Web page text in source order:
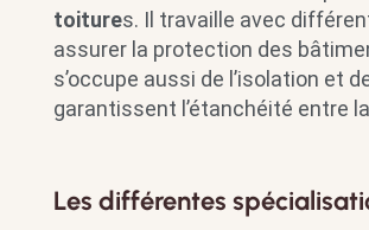
toitures. Il travaille avec
assurer la protection des
s’occupe aussi de l’isolation et
garantissent l’étanchéité entre
Les différentes